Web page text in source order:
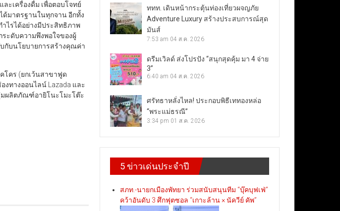
ะเครื่องดื่ม เพื่อตอบโจทย์
มาตรฐานในทุกจาน อีกทั้ง
ไรได้อย่างมีประสิทธิภาพ
ะดับความพึงพอใจของผู้
กับนโยบายการสร้างคุณค่า
โคร (ยกเว้นสาขาฟูด
งทางออนไลน์ Lazada และ
มผลิตภัณฑ์อายิโนะโมะโต๊ะ
ททท. เดินหน้ากระตุ้นท่องเที่ยวผจญภัย
Adventure Luxury สร้างประสบการณ์สุด
มันส์
7:53 am 04 ส.ค. 2026
ดรีมเวิลด์ ส่งโปรปัง “สนุกสุดคุ้ม มา 4 จ่าย
3”
6:40 am 04 ส.ค. 2026
ศรัทธาหลั่งไหล! ประกอบพิธีเททองหล่อ
“พระแม่ธรณี”
3:34 pm 01 ส.ค. 2026
5 ข่าวเด่นประจำปี
สภท.-นายกเมืองพัทยา ร่วมสนับสนุนทีม “บุ๊คบุฟเฟ่”
คว้าอันดับ 3 ศึกฟุตซอล “เกาะล้าน × นัควีย์ คัพ”